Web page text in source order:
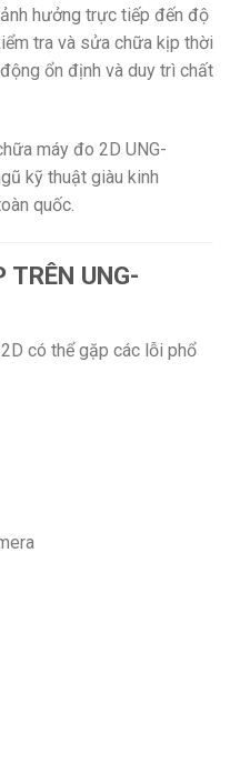
hưởng trực tiếp đến độ
tra và sửa chữa kịp thời
ổn định và duy trì chất
máy đo 2D UNG-
kỹ thuật giàu kinh
quốc.
TRÊN UNG-
có thể gặp các lỗi phổ